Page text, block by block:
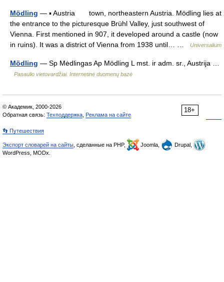
Mödling — ▪ Austria town, northeastern Austria. Mödling lies at
the entrance to the picturesque Brühl Valley, just southwest of
Vienna. First mentioned in 907, it developed around a castle (now
in ruins). It was a district of Vienna from 1938 until… …
Universalium
Mödling — Sp Mėdlingas Ap Mödling L mst. ir adm. sr., Austrija …
Pasaulio vietovardžiai. Internetinė duomenų bazė
18+
© Академик, 2000-2026
Обратная связь: Техподдержка Реклама на сайте
👣 Путешествия
Экспорт словарей на сайты , сделанные на PHP, Joomla,
Drupal,
WordPress, MODx.